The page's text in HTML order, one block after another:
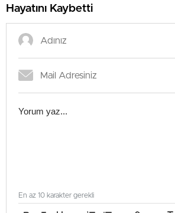
Hayatını Kaybetti
En az 10 karakter gerekli